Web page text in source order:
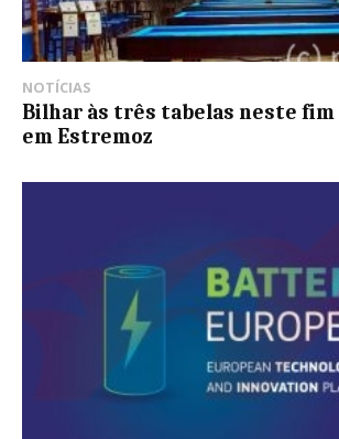
NOTÍCIAS
Bilhar às três tabelas neste fim
em Estremoz